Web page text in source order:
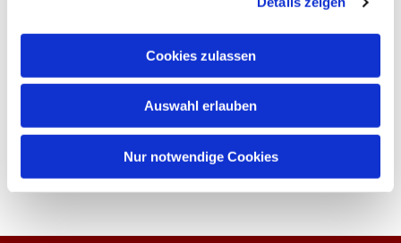
Cookies zulassen
Auswahl erlauben
Nur notwendige Cookies